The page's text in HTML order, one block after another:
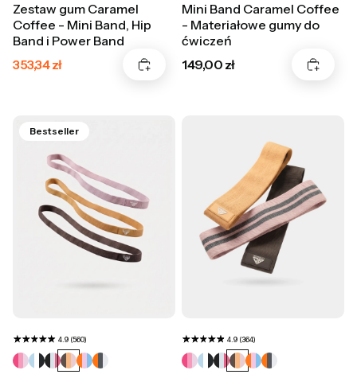
Zestaw gum Caramel
Coffee - Mini Band, Hip
Band i Power Band
Cena promocyjna
353,34 zł
Mini Band Caramel Coffee
- Materiałowe gumy do
ćwiczeń
Cena
149,00 zł
Bestseller
4.9 (560) 4.9 (364)